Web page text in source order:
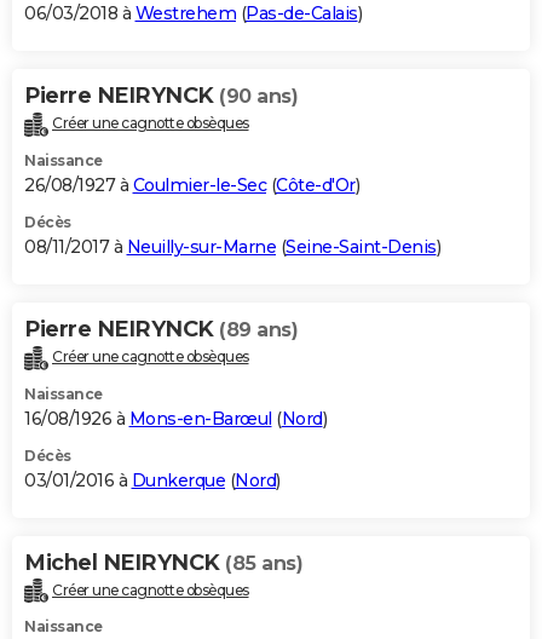
06/03/2018 à Westrehem (Pas-de-Calais)
Pierre NEIRYNCK (90 ans)
Créer une cagnotte obsèques
Naissance
26/08/1927 à Coulmier-le-Sec(Côte-d'Or)
Décès
08/11/2017 à Neuilly-sur-Marne (Seine-Saint-Denis)
Pierre NEIRYNCK (89 ans)
Créer une cagnotte obsèques
Naissance
16/08/1926 à Mons-en-Barœul (Nord)
Décès
03/01/2016 à Dunkerque (Nord)
Michel NEIRYNCK (85 ans)
Créer une cagnotte obsèques
Naissance